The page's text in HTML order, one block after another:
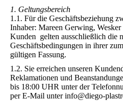
1. Geltungsbereich
1.1. Für die Geschäftsbeziehung
Inhaber: Mareen Gerwing,
Kunden gelten ausschließlich die
Geschäftsbedingungen in ihrer
gültigen Fassung.
1.2. Sie erreichen unseren
Reklamationen und
bis 18:00 UHR unter der
per E-Mail unter info@diego-